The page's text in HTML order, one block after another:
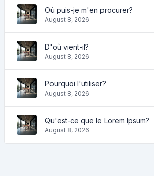
Où puis-je m'en procurer?
August 8, 2026
D'où vient-il?
August 8, 2026
Pourquoi l'utiliser?
August 8, 2026
Qu'est-ce que le Lorem Ipsum?
August 8, 2026